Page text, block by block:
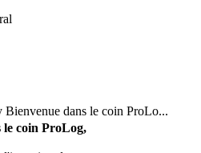
Bienvenue dans le coin ProLo...
le coin ProLog,